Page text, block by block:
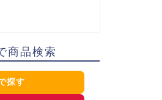
商品検索
探す